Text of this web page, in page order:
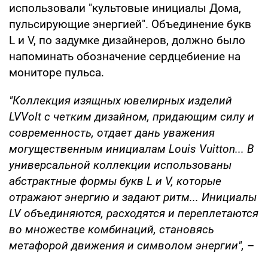
использовали "культовые инициалы Дома,
пульсирующие энергией". Объединение букв
L и V, по задумке дизайнеров, должно было
напоминать обозначение сердцебиение на
мониторе пульса.
"Коллекция изящных ювелирных изделий
LVVolt с четким дизайном, придающим силу и
современность, отдает дань уважения
могущественным инициалам Louis Vuitton... В
универсальной коллекции использованы
абстрактные формы букв L и V, которые
отражают энергию и задают ритм... Инициалы
LV объединяются, расходятся и переплетаются
во множестве комбинаций, становясь
метафорой движения и символом энергии", –